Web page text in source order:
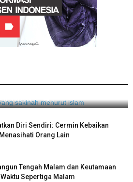
Yang Sakinah Menurut
- 01/08/2019 0
Diri Sendiri: Cermin Kebaikan
Orang Lain
Tengah Malam dan Keutamaan
Waktu Sepertiga Malam